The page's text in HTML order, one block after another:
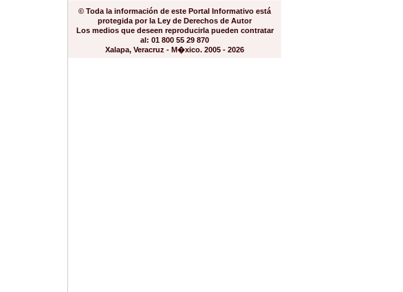
© Toda la información de este Portal Informativo está
protegida por la Ley de Derechos de Autor
Los medios que deseen reproducirla pueden contratar
al: 01 800 55 29 870
Xalapa, Veracruz - M�xico. 2005 - 2026